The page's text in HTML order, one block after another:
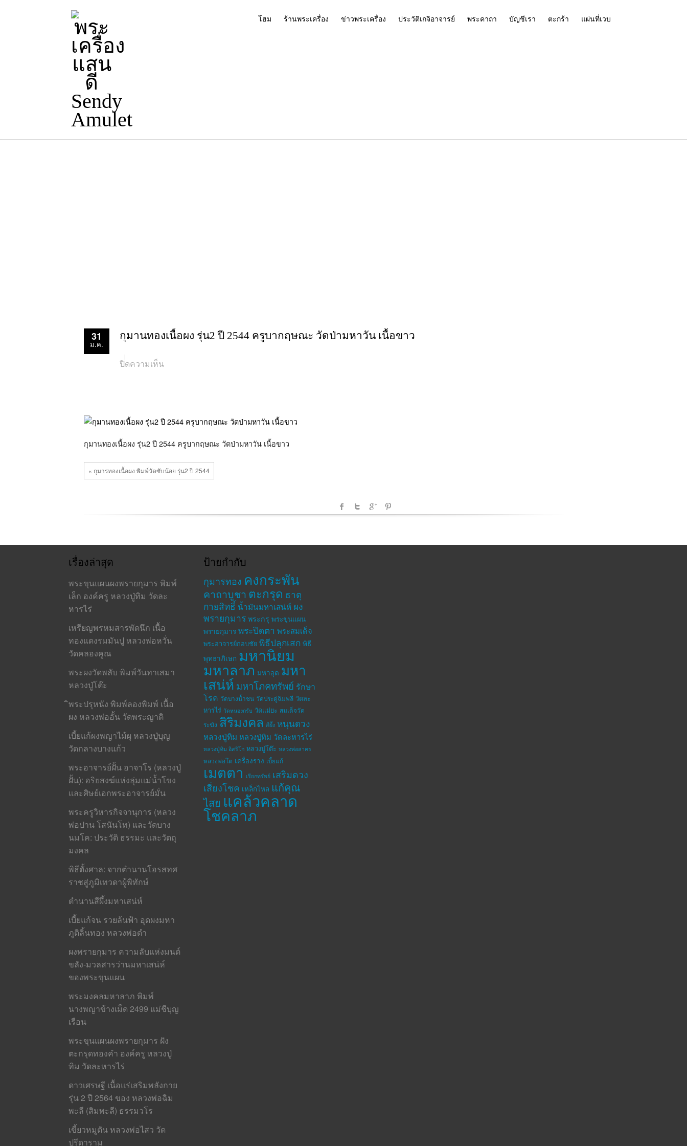
โฮม ร้านพระเครื่อง ข่าวพระเครื่อง ประวัติเกจิอาจารย์ พระคาถา บัญชีเรา ตะกร้า แผ่นที่เวบ
31
ม.ค.
กุมานทองเนื้อผง รุ่น2 ปี 2544 ครูบากฤษณะ วัดป่ามหาวัน เนื้อขาว
ปิดความเห็นบน
ปี
2544
บาก
วัด
ป่า
มหา
กุมานทองเนื้อผง รุ่น2 ปี 2544 ครูบากฤษณะ วัดป่ามหาวัน เนื้อขาว
« กุมารทองเนื้อผง พิมพ์วัดซับน้อย รุ่น2 ปี 2544
เรื่องล่าสุด
พระขุนแผนผงพรายกุมาร พิมพ์
เล็ก องค์ครู หลวงปู่ทิม วัดละ
หารไร่
เหรียญพรหมสารพัดนึก เนื้อ
ทองแดงรมมันปู หลวงพ่อหวั่น
วัดคลองคูณ
พระผงวัดพลับ พิมพ์วันทาเสมา
หลวงปู่โต๊ะ
ิพระปรุหนัง พิมพ์ลองพิมพ์ เนื้อ
ผง หลวงพ่ออั้น วัดพระญาติ
เบี้ยแก้ผงพญาไม้ผุ หลวงปู่บุญ
วัดกลางบางแก้ว
พระอาจารย์ฝั้น อาจาโร (หลวงปู่
ฝั้น): อริยสงฆ์แห่งลุ่มแม่น้ำโขง
และศิษย์เอกพระอาจารย์มั่น
พระครูวิหารกิจจานุการ (หลวง
พ่อปาน โสนันโท) และวัดบาง
นมโค: ประวัติ ธรรมะ และวัตถุ
มงคล
พิธีตั้งศาล: จากตำนานโอรสทศ
ราชสู่ภูมิเทวดาผู้พิทักษ์
ตำนานสีผึ้งมหาเสน่ห์
เบี้ยแก้จน รวยล้นฟ้า อุดผงมหา
ภูติลิ้นทอง หลวงพ่อดำ
ผงพรายกุมาร ความลับแห่งมนต์
ขลัง-มวลสารว่านมหาเสน่ห์
ของพระขุนแผน
พระมงคลมหาลาภ พิมพ์
นางพญาข้างเม็ด 2499 แม่ชีบุญ
เรือน
พระขุนแผนผงพรายกุมาร ฝัง
ตะกรุดทองคำ องค์ครู หลวงปู่
ทิม วัดละหารไร่
ดาวเศรษฐี เนื้อแร่เสริมพลังกาย
รุ่น 2 ปี 2564 ของ หลวงพ่อฉิม
พะลี (สิมพะลี) ธรรมวโร
เขี้ยวหมูตัน หลวงพ่อไสว วัด
ปรีดาราม
ป้ายกำกับ
กุมารทอง คงกระพัน
คาถาบูชา ตะกรุด ธาตุ
กายสิทธิ์ น้ำมันมหาเสน่ห์ ผง
พรายกุมาร พระกรุ พระขุนแผน
พรายกุมาร พระปิดตา พระสมเด็จ
พระอาจารย์กอบชัย พิธีปลุกเสก พิธี
พุทธาภิเษก มหานิยม
มหาลาภ มหาอุด มหา
เสน่ห์ มหาโภคทรัพย์ รักษา
โรค วัดบางน้ำชน วัดประดู่ฉิมพลี วัดละ
หารไร่ วัดหนองกรับ วัดแม่ยะ สมเด็จวัด
ระฆัง สิริมงคล สีผึ้ง หนุนดวง
หลวงปู่ทิม หลวงปู่ทิม วัดละหารไร่
หลวงปู่ทิม อิสริโก หลวงปู่โต๊ะ หลวงพ่อสาคร
หลวงพ่อโต เครื่องราง เบี้ยแก้
เมตตา เรียกทรัพย์ เสริมดวง
เสี่ยงโชค เหล็กไหล แก้คุณ
ไสย แคล้วคลาด
โชคลาภ